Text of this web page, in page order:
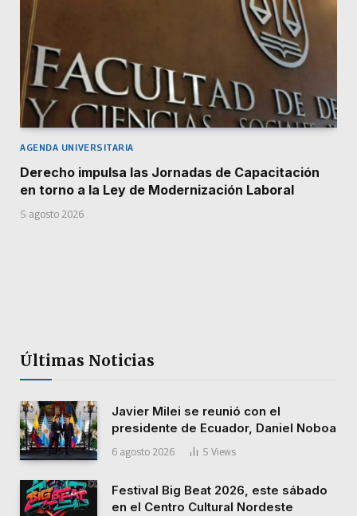
AGENDA UNIVERSITARIA
Derecho impulsa las Jornadas de Capacitación
en torno a la Ley de Modernización Laboral
5 agosto 2026
Últimas Noticias
Javier Milei se reunió con el
presidente de Ecuador, Daniel Noboa
6 agosto 2026 5 Views
Festival Big Beat 2026, este sábado
en el Centro Cultural Nordeste